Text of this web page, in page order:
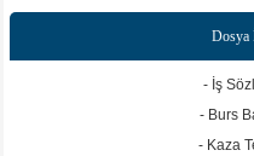
Dosya
- İş
- Burs
- Kaza